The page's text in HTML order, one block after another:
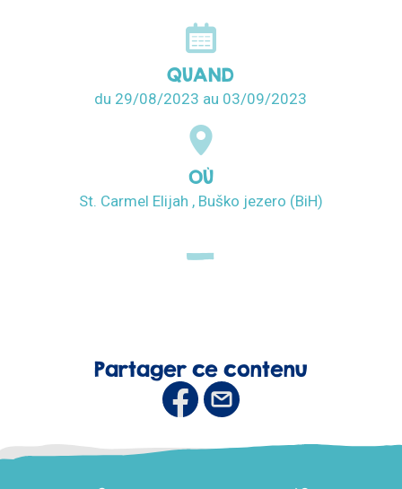
QUAND
du 29/08/2023 au 03/09/2023
OÙ
St. Carmel Elijah , Buško jezero (BiH)
Partager ce contenu